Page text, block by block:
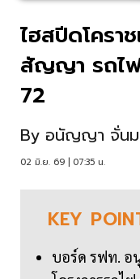
ไฮสปีดโครา
สัญญา รถไ
72
By อนัญญา จั่นม
02 มิ.ย. 69 | 07:35 น.
KEY
บอร์ด รฟท. อ